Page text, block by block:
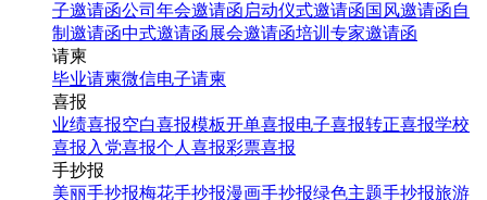
子邀请函公司年会邀请函 启动仪式邀请函国风邀请函自
制邀请函中式邀请函展会邀请函培训专家邀请函
请柬
毕业请柬微信电子请柬
喜报
业绩喜报空白喜报模板开单喜报电子喜报转正喜报学校
喜报 入党喜报个人喜报彩票喜报
手抄报
美丽手抄报梅花手抄报漫画手抄报绿色主题手抄报旅游